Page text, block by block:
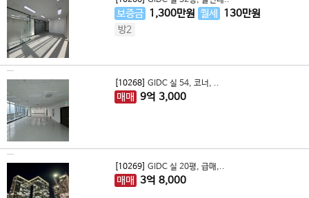
보증금 1,300만원 월세 130만원
방2
[10268] GIDC 실 54, 코너, ..
매매 9억 3,000
[10269] GIDC 실 20평, 급매,..
매매 3억 8,000